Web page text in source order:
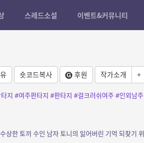
스레드소설 이벤트&커뮤니티
숏코드복사 후원 작가소개 +
지 #여주판타지 #판타지 #걸크러쉬여주#인외남주